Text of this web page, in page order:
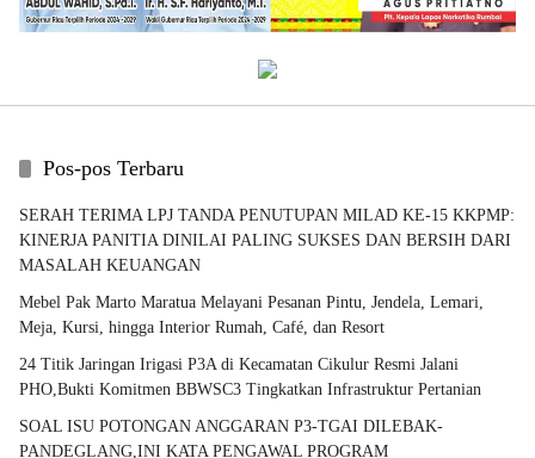
Pos-pos Terbaru
SERAH TERIMA LPJ TANDA PENUTUPAN MILAD KE-15 KKPMP:
KINERJA PANITIA DINILAI PALING SUKSES DAN BERSIH DARI
MASALAH KEUANGAN
Mebel Pak Marto Maratua Melayani Pesanan Pintu, Jendela, Lemari,
Meja, Kursi, hingga Interior Rumah, Café, dan Resort
24 Titik Jaringan Irigasi P3A di Kecamatan Cikulur Resmi Jalani
PHO,Bukti Komitmen BBWSC3 Tingkatkan Infrastruktur Pertanian
SOAL ISU POTONGAN ANGGARAN P3-TGAI DILEBAK-
PANDEGLANG,INI KATA PENGAWAL PROGRAM